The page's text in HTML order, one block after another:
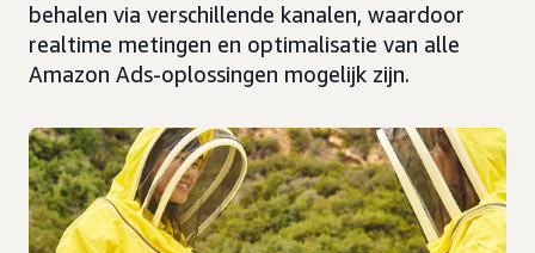
behalen via verschillende kanalen, waardoor
realtime metingen en optimalisatie van alle
Amazon Ads-oplossingen mogelijk zijn.